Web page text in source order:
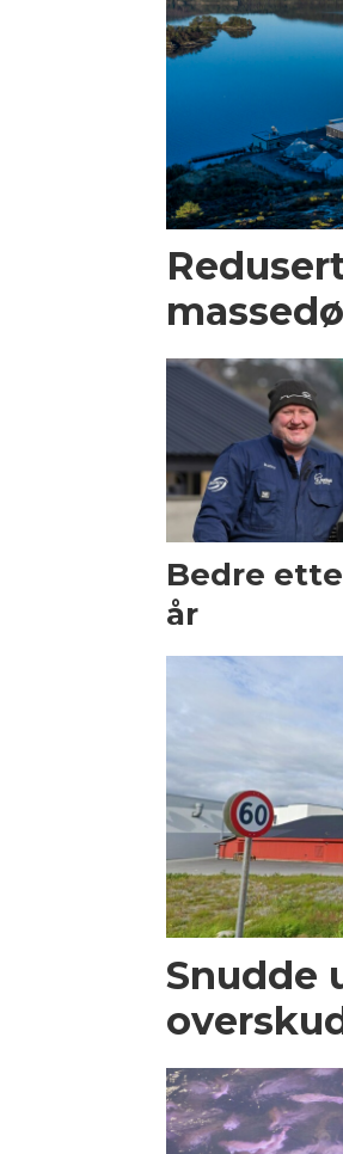
Bedre
år
Snudde